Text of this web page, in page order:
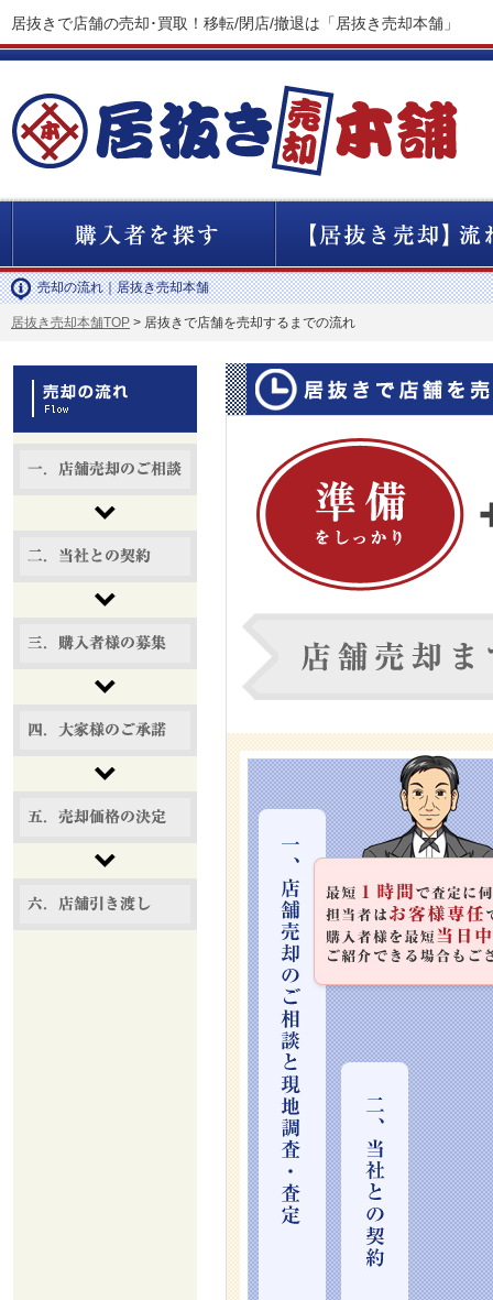
居抜きで店舗の売却･買取！移転/閉店/撤退は「居抜き売却本舗」
売却の流れ｜居抜き売却本舗
居抜き売却本舗TOP > 居抜きで店舗を売却するまでの流れ